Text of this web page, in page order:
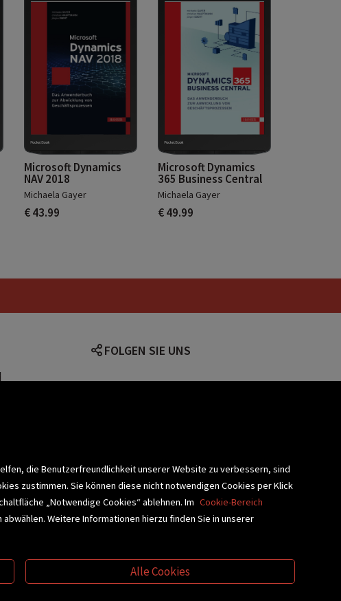
Microsoft Dynamics
NAV 2018
Michaela Gayer
€ 43.99
Microsoft Dynamics
365 Business Central
Michaela Gayer
€ 49.99
FOLGEN SIE UNS
die Benutzerfreundlichkeit unserer Website zu verbessern, sind
zustimmen. Sie können diese nicht notwendigen Cookies per Klick
„Notwendige Cookies“ ablehnen. Im Cookie-Bereich
Weitere Informationen hierzu finden Sie in unserer
Alle Cookies